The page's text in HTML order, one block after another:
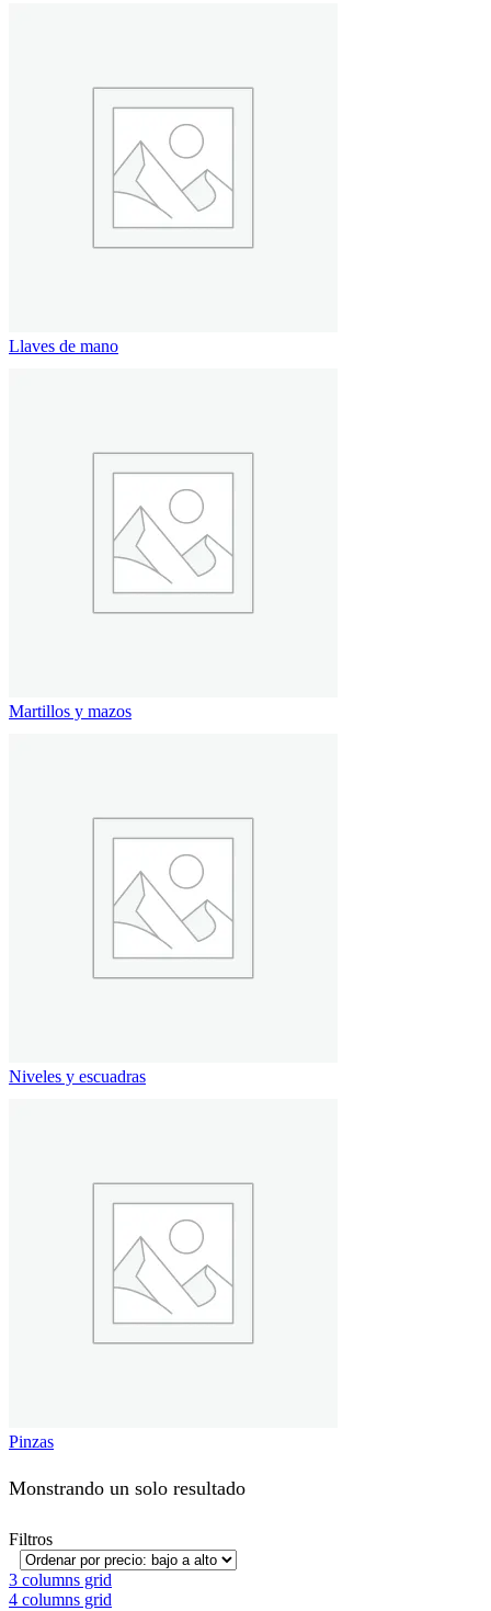
Llaves de mano
Martillos y mazos
Niveles y escuadras
Pinzas
Monstrando un solo resultado
Filtros
3 columns grid
4 columns grid